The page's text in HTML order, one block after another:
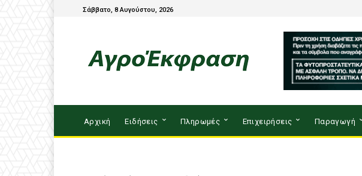
Σάββατο, 8 Αυγούστου, 2026
Αρχική Ειδήσεις Πληρωμές Επιχειρήσεις Παραγωγή